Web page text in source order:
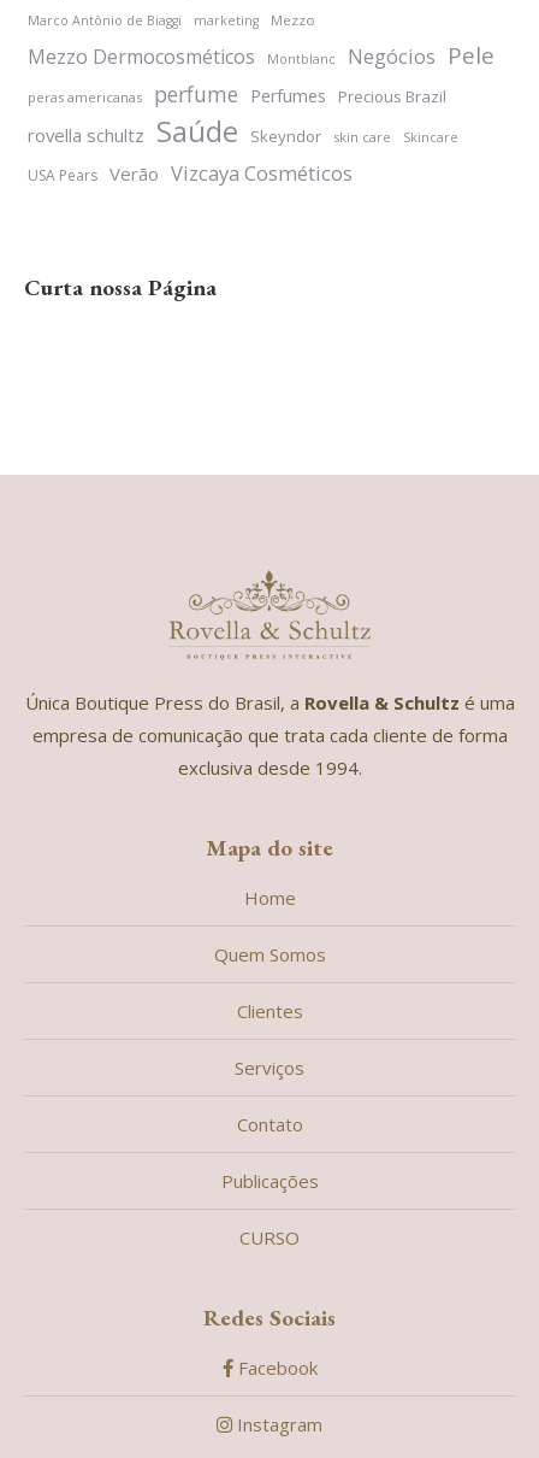
Marco Antônio de Biaggi marketing Mezzo
Mezzo Dermocosméticos Montblanc Negócios Pele
peras americanas perfume Perfumes Precious Brazil
rovella schultz Saúde Skeyndor skin care Skincare
USA Pears Verão Vizcaya Cosméticos
Curta nossa Página
Única Boutique Press do Brasil, a Rovella & Schultz é uma
empresa de comunicação que trata cada cliente de forma
exclusiva desde 1994.
Mapa do site
Home
Quem Somos
Clientes
Serviços
Contato
Publicações
CURSO
Redes Sociais
Facebook
Instagram